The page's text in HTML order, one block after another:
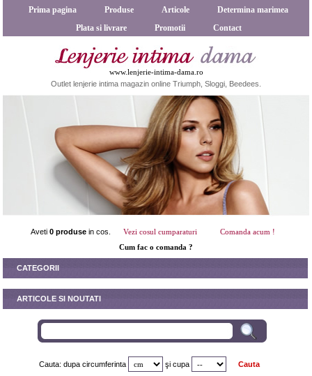
Prima pagina Produse Articole
Determina marimea
Plata si livrare
Promotii Contact
www.lenjerie-intima-dama.ro
Outlet lenjerie intima magazin online Triumph, Sloggi, Beedees.
Aveti 0 produsein cos. Vezi cosul cumparaturi
Comanda acum !
Cum fac o comanda ?
CATEGORII
ARTICOLE SI NOUTATI
Cauta: dupa circumferinta şi cupa